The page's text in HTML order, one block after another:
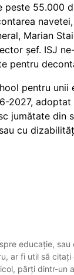
peste 55.000
Marian
șef. ISJ
pentru
pentru unii
2027, adoptat
jumătate din
cu
educație, sau
ar fi util să citați
părți dintr-un